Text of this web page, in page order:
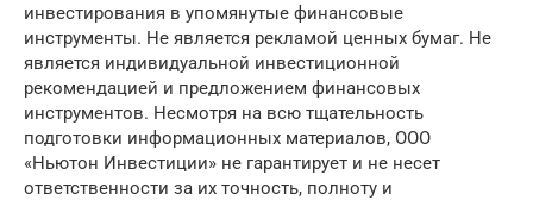
инвестирования в упомянутые финансовые
инструменты. Не является рекламой ценных бумаг. Не
является индивидуальной инвестиционной
рекомендацией и предложением финансовых
инструментов. Несмотря на всю тщательность
подготовки информационных материалов, ООО
«Ньютон Инвестиции» не гарантирует и не несет
ответственности за их точность, полноту и